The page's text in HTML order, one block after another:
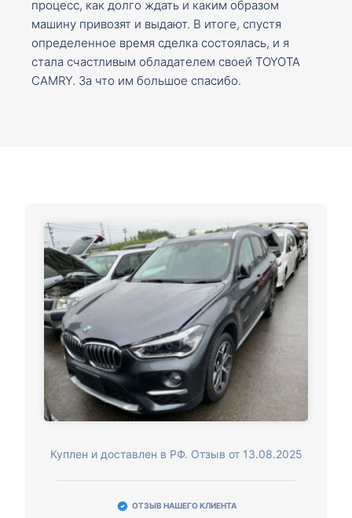
процесс, как долго ждать и каким образом
машину привозят и выдают. В итоге, спустя
определенное время сделка состоялась, и я
стала счастливым обладателем своей TOYOTA
CAMRY. За что им большое спасибо.
Куплен и доставлен в РФ. Отзыв от 13.08.2025
ОТЗЫВ НАШЕГО КЛИЕНТА